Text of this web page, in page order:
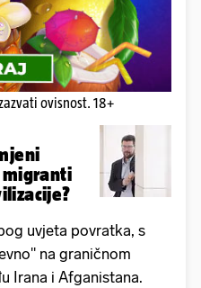
ovisnost. 18+
uvjeta povratka, s
na graničnom
Irana i Afganistana.